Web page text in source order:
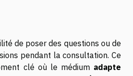
de poser des questions ou de
pendant la consultation. Ce
clé où le médium adapte